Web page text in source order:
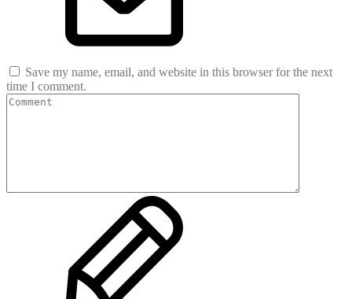
Save my name, email, and website in this browser for the next
time I comment.